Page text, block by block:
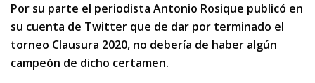
Por su parte el periodista Antonio Rosique publicó en
su cuenta de Twitter que de dar por terminado el
torneo Clausura 2020, no debería de haber algún
campeón de dicho certamen.